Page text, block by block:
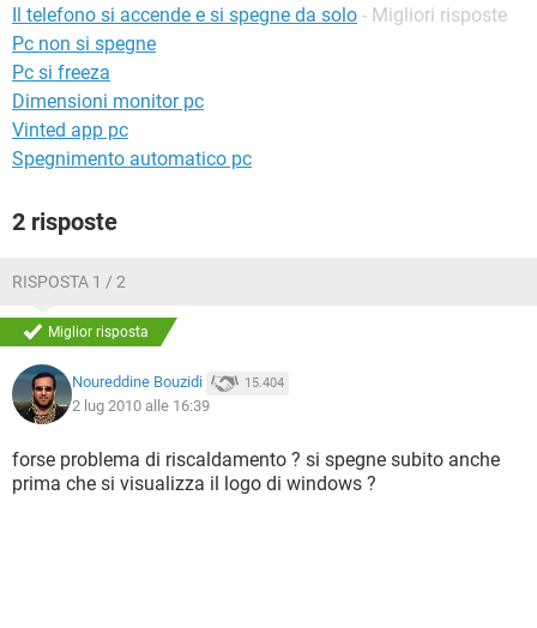
Il telefono si accende e si spegne da solo - Migliori risposte
Pc non si spegne
Pc si freeza
Dimensioni monitor pc
Vinted app pc
Spegnimento automatico pc
2 risposte
RISPOSTA 1 / 2
Miglior risposta
Noureddine Bouzidi 15.404
2 lug 2010 alle 16:39
forse problema di riscaldamento ? si spegne subito anche
prima che si visualizza il logo di windows ?